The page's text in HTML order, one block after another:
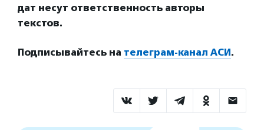
дат несут ответственность авторы
текстов.
Подписывайтесь на телеграм-канал АСИ.